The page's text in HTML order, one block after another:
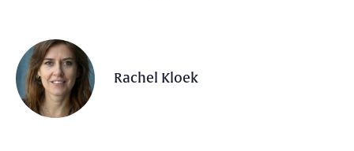
Rachel Kloek